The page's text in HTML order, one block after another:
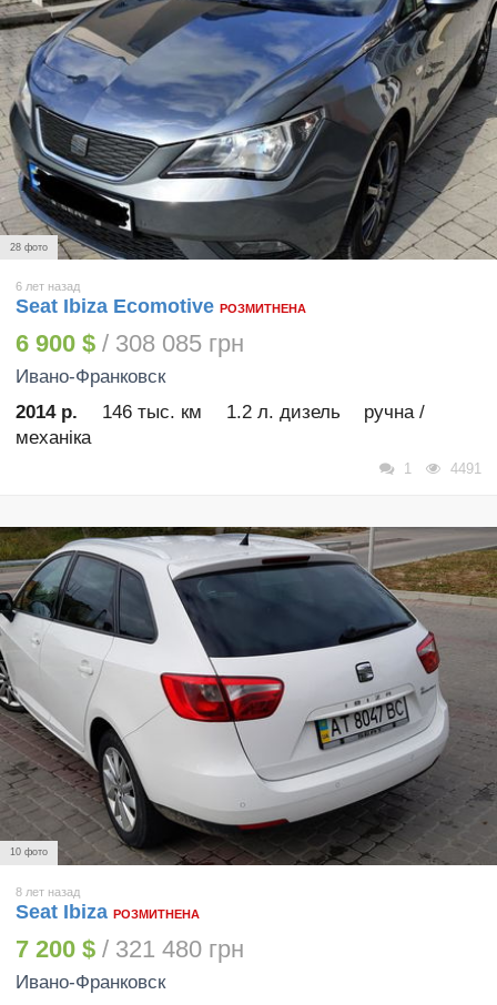
28 фото
6 лет назад
Seat Ibiza Ecomotive РОЗМИТНЕНА
6 900 $ / 308 085 грн
Ивано-Франковск
2014 р.
146 тыс. км 1.2 л. дизель
ручна /
механіка
1 4491
10 фото
8 лет назад
Seat Ibiza РОЗМИТНЕНА
7 200 $ / 321 480 грн
Ивано-Франковск